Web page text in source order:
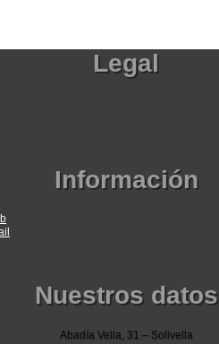
Legal
Información
Nuestros datos
Abadía Vella, 31 – Solivella